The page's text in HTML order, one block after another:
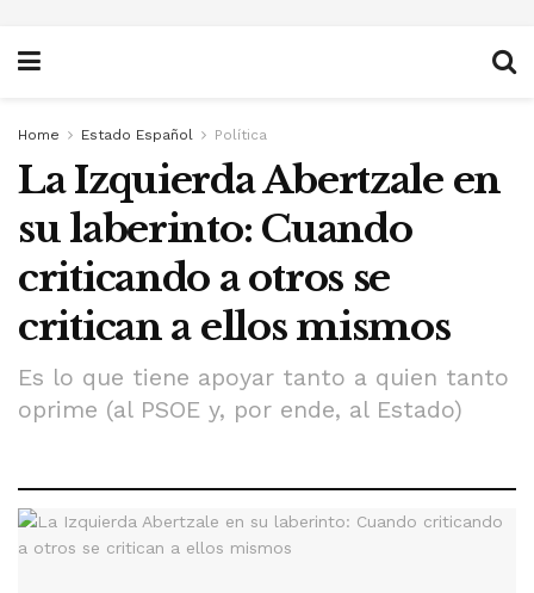
Home Estado Español Política
La Izquierda Abertzale en
su laberinto: Cuando
criticando a otros se
critican a ellos mismos
Es lo que tiene apoyar tanto a quien tanto
oprime (al PSOE y, por ende, al Estado)